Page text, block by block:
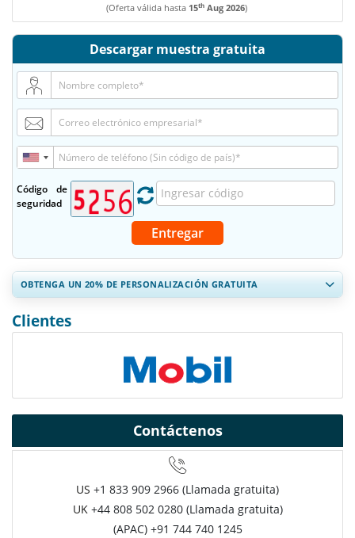
(Oferta válida hasta 15thAug 2026)
Descargar muestra gratuita
Código de
seguridad
Entregar
OBTENGA UN 20% DE PERSONALIZACIÓN GRATUITA
Perfiles de empresas, Benchmarking competitivo, e información
Personalizar ahora
Clientes
Contáctenos
US +1 833 909 2966 (Llamada gratuita)
UK +44 808 502 0280 (Llamada gratuita)
(APAC) +91 744 740 1245